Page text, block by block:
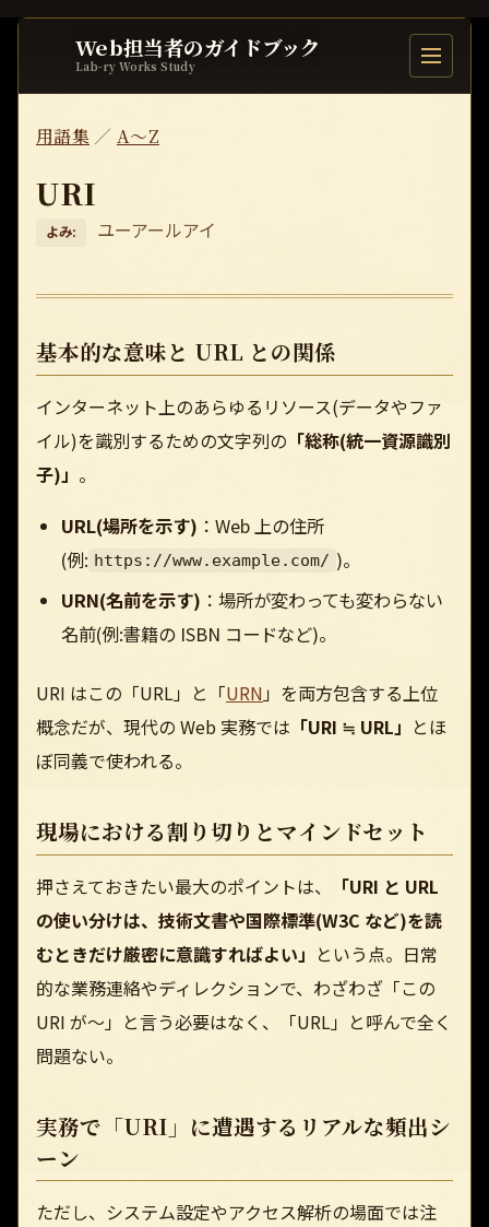
Web担当者のガイドブック
Lab-ry Works Study 目次を開
用語集／ A〜Z
URI
よみ: ユーアールアイ
基本的な意味と URL との関係
インターネット上のあらゆるリソース(データやファ
イル)を識別するための文字列の 「総称(統一資源識別
子)」 。
URL(場所を示す) ：Web 上の住所
(例: https://www.example.com/ )。
URN(名前を示す) ：場所が変わっても変わらない
名前(例:書籍の ISBN コードなど)。
URI はこの「URL」と「URN」を両方包含する上位
概念だが、現代の Web 実務では 「URI ≒ URL」 とほ
ぼ同義で使われる。
現場における割り切りとマインドセット
押さえておきたい最大のポイントは、
「URI と URL
の使い分けは、技術文書や国際標準(W3C など)を読
むときだけ厳密に意識すればよい」 という点。日常
的な業務連絡やディレクションで、わざわざ「この
URI が〜」と言う必要はなく、「URL」と呼んで全く
問題ない。
実務で「URI」に遭遇するリアルな頻出シ
ーン
ただし、システム設定やアクセス解析の場面では注